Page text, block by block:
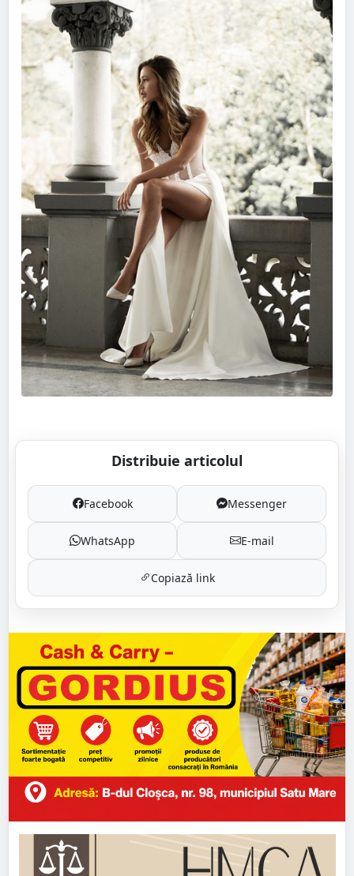
Distribuie articolul
Facebook Messenger
WhatsApp E-mail
Copiază link